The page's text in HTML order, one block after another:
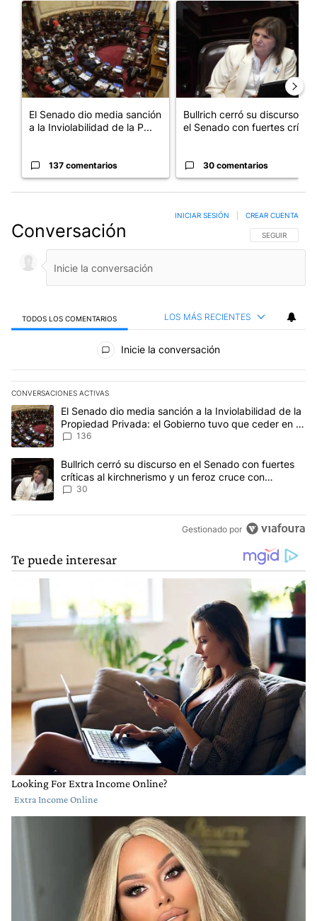
Un artículo de tendencia con el título "El Senado dio media
El Senado dio media sanción
a la Inviolabilidad de la P...
137 comentarios
Un artículo de tendencia
Bullrich cerró su discurso en
el Senado con fuertes crí...
30 comentarios
Conversación SIGA ESTA
SEGUIR
INICIAR SESIÓN CREAR CUENTA
TODOS LOS COMENTARIOS LOS MÁS RECIENTES
Todos los comentarios
Inicie la conversación
CONVERSACIONES ACTIVAS
Este listado muestra los artículos con más comentarios en los
Un artículo de tendencia con el título "El Senado dio media
El Senado dio media sanción a la Inviolabilidad de la
Propiedad Privada: el Gobierno tuvo que ceder en la
Ley del Manejo del Fuego
136
Un artículo de tendencia con el título "Bullrich cerró su discurso
Bullrich cerró su discurso en el Senado con fuertes
críticas al kirchnerismo y un feroz cruce con
Capitanich al que le gritó “¡cállate!”
30
Gestionado por